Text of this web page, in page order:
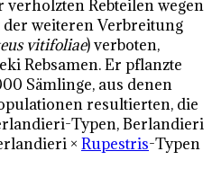
Rebteilen wegen
weiteren Verbreitung
vitifoliae) verboten,
Rebsamen. Er pflanzte
Sämlinge, aus denen
resultierten, die
Typen, Berlandieri
× Rupestris-Typen